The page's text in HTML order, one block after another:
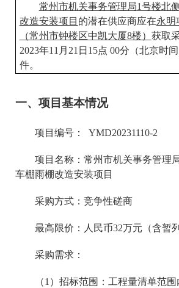
常州市机关事务管理局1号楼北
改造安装项目 的潜在供应商应在永明
（常州市钟楼区中凯大厦8楼） 获取
2023年11 月 21 日 15点 00分（北京时
件。
一、项目基本情况
项目编号： YMD20231110-2
项目名称： 常州市机关事务管理
车棚雨棚改造安装项目
采购方式：竞争性磋商
最高限价： 人民币32万元（含暂
采购需求：
（1）招标范围：工程量清单范